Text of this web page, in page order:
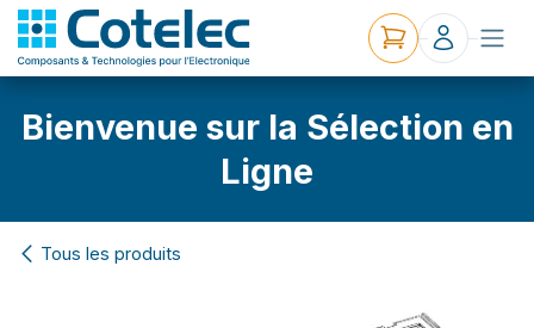
Bienvenue sur la Sélection en
Ligne
Tous les produits